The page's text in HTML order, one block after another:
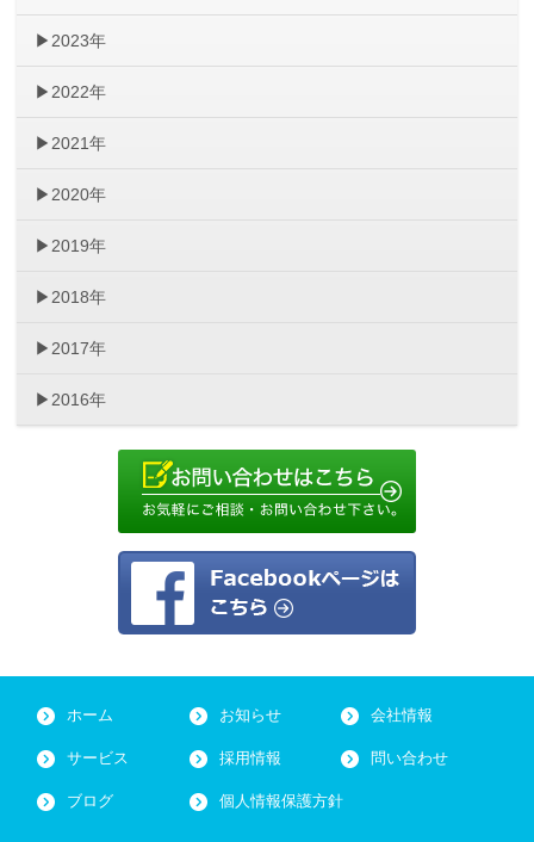
2023年
2022年
2021年
2020年
2019年
2018年
2017年
2016年
ホーム お知らせ 会社情報
サービス 採用情報 問い合わせ
ブログ 個人情報保護方針